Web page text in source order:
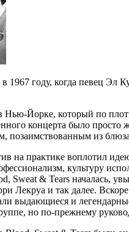
1967 году, когда певец Эл
Йорке, который по
концерта было
позаимствованным из
на практике воплотил
культуру
Sweat & Tears началась,
и так далее. Вскоре
выдающиеся и
но по-прежнему